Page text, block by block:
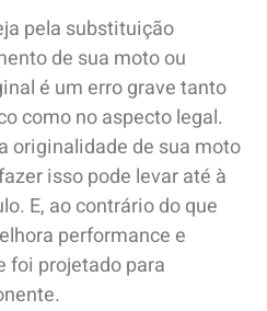
pela substituição
de sua moto ou
é um erro grave tanto
como no aspecto legal.
originalidade de sua moto
isso pode levar até à
E, ao contrário do que
performance e
foi projetado para